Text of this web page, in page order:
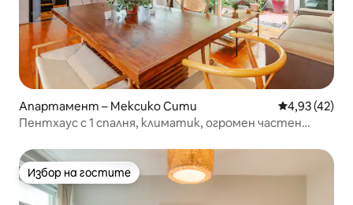
Апартамент – Мексико Сити Средна
4,93 (42)
Пентхаус с 1 спалня, климатик, огромен частен
Избор на гостите
Избор на гостите